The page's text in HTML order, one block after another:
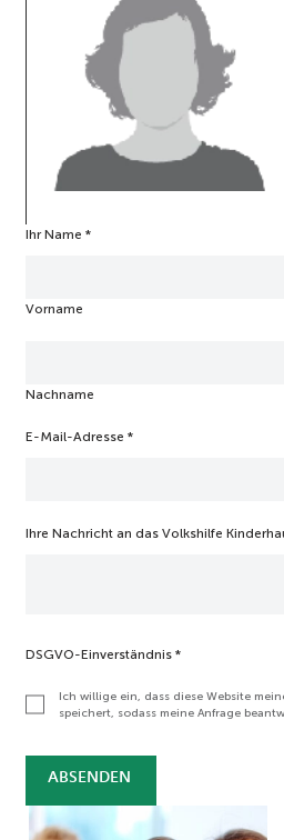
Ihr Name *
Vorname
Nachname
E-Mail-Adresse *
*
e
Ihre Nachricht an das Volkshilfe
DSGVO-Einverständnis *
Ich willige ein, dass diese Website
speichert, sodass meine Anfrage
ABSENDEN